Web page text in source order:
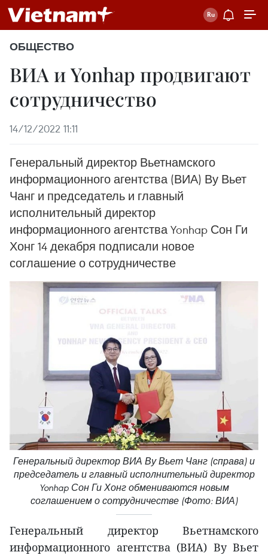
ОБЩЕСТВО
ВИА и Yonhap продвигают
сотрудничество
14/12/2022 11:11
Генеральный директор Вьетнамского
информационного агентства (ВИА) Ву Вьет
Чанг и председатель и главный
исполнительный директор
информационного агентства Yonhap Сон Ги
Хонг 14 декабря подписали новое
соглашение о сотрудничестве
Генеральный директор ВИА Ву Вьет Чанг (справа) и
председатель и главный исполнительный директор
Yonhap Сон Ги Хонг обмениваются новым
соглашением о сотрудничестве (Фото: ВИА)
Генеральный директор Вьетнамского
информационного агентства (ВИА) Ву Вьет